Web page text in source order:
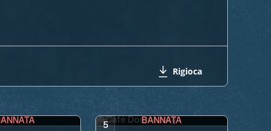
Rigioca
5 BANNATA